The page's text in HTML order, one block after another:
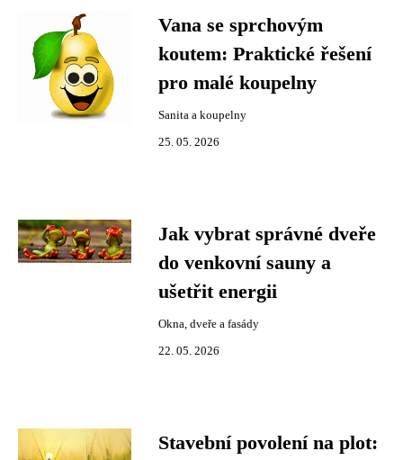
Vana se sprchovým
koutem: Praktické řešení
pro malé koupelny
Sanita a koupelny
25. 05. 2026
Jak vybrat správné dveře
do venkovní sauny a
ušetřit energii
Okna, dveře a fasády
22. 05. 2026
Stavební povolení na plot: